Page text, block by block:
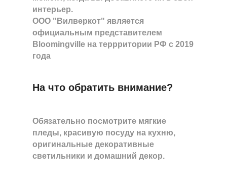
интерьер.
ООО "Вилверкот" является
официальным представителем
Bloomingville на террритории РФ с 2019
года
На что обратить внимание?
Обязательно посмотрите мягкие
пледы, красивую посуду на кухню,
оригинальные декоративные
светильники и домашний декор.